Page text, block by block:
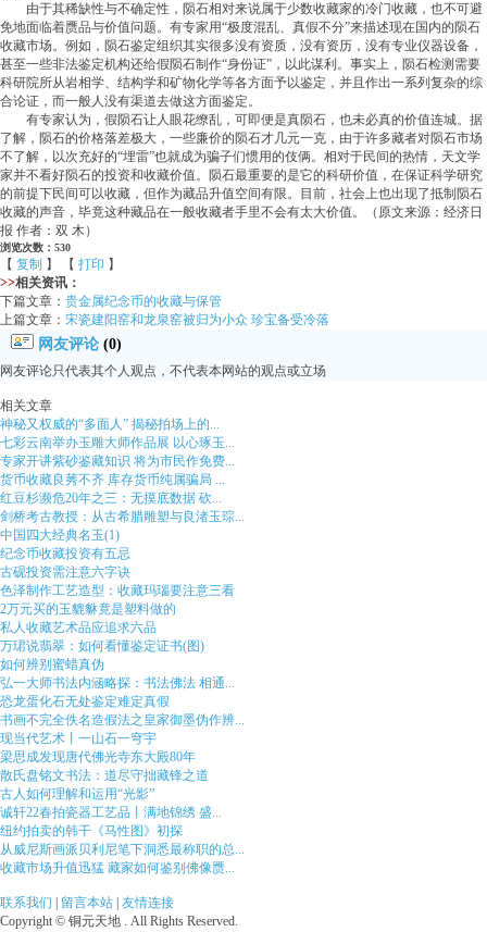
由于其稀缺性与不确定性，陨石相对来说属于少数收藏家的冷门收藏，也不可避
免地面临着赝品与价值问题。有专家用“极度混乱、真假不分”来描述现在国内的陨石
收藏市场。例如，陨石鉴定组织其实很多没有资质，没有资历，没有专业仪器设备，
甚至一些非法鉴定机构还给假陨石制作“身份证”，以此谋利。事实上，陨石检测需要
科研院所从岩相学、结构学和矿物化学等各方面予以鉴定，并且作出一系列复杂的综
合论证，而一般人没有渠道去做这方面鉴定。
有专家认为，假陨石让人眼花缭乱，可即便是真陨石，也未必真的价值连城。据
了解，陨石的价格落差极大，一些廉价的陨石才几元一克，由于许多藏者对陨石市场
不了解，以次充好的“埋雷”也就成为骗子们惯用的伎俩。相对于民间的热情，天文学
家并不看好陨石的投资和收藏价值。陨石最重要的是它的科研价值，在保证科学研究
的前提下民间可以收藏，但作为藏品升值空间有限。目前，社会上也出现了抵制陨石
收藏的声音，毕竟这种藏品在一般收藏者手里不会有太大价值。（原文来源：经济日
报 作者：双 木）
浏览次数：530
【 复制 】 【 打印 】
>>相关资讯：
下篇文章： 贵金属纪念币的收藏与保管
上篇文章： 宋瓷建阳窑和龙泉窑被归为小众 珍宝备受冷落
网友评论 (0)
网友评论只代表其个人观点，不代表本网站的观点或立场
相关文章
神秘又权威的“多面人” 揭秘拍场上的...
七彩云南举办玉雕大师作品展 以心琢玉...
专家开讲紫砂鉴藏知识 将为市民作免费...
货币收藏良莠不齐 库存货币纯属骗局 ...
红豆杉濒危20年之三：无摸底数据 砍...
剑桥考古教授：从古希腊雕塑与良渚玉琮...
中国四大经典名玉(1)
纪念币收藏投资有五忌
古砚投资需注意六字诀
色泽制作工艺造型：收藏玛瑙要注意三看
2万元买的玉貔貅竟是塑料做的
私人收藏艺术品应追求六品
万珺说翡翠：如何看懂鉴定证书(图)
如何辨别蜜蜡真伪
弘一大师书法内涵略探：书法佛法 相通...
恐龙蛋化石无处鉴定难定真假
书画不完全佚名造假法之皇家御墨伪作辨...
现当代艺术丨一山石一穹宇
梁思成发现唐代佛光寺东大殿80年
散氏盘铭文书法：道尽守拙藏锋之道
古人如何理解和运用“光影”
诚轩22春拍瓷器工艺品丨满地锦绣 盛...
纽约拍卖的韩干《马性图》初探
从威尼斯画派贝利尼笔下洞悉最称职的总...
收藏市场升值迅猛 藏家如何鉴别佛像赝...
联系我们 留言本站 友情连接
Copyright © 铜元天地 . All Rights Reserved.